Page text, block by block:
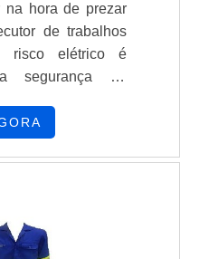
na hora de prezar
de trabalhos
risco elétrico é
segurança do
tem como
dos malefícios
Durabilidade;
segurança; Entre